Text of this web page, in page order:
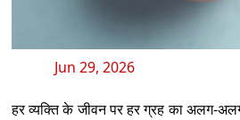
Jun 29, 2026
हर व्यक्ति के जीवन पर हर ग्रह का अलग-